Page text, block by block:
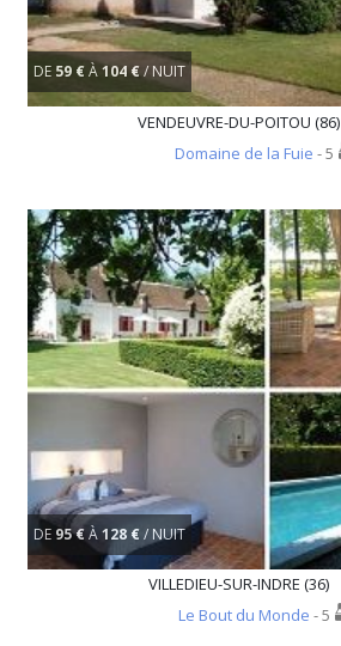
DE 59 €À104 €/ NUIT
VENDEUVRE-DU-POITOU (86)
Domaine de la Fuie - 5
DE 95 €À128 €/ NUIT
VILLEDIEU-SUR-INDRE (36)
Le Bout du Monde - 5